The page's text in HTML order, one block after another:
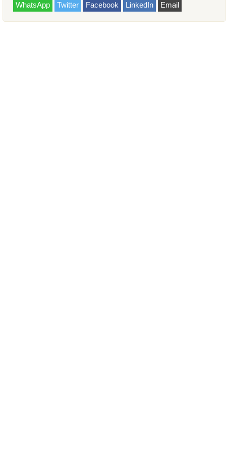
WhatsApp Twitter Facebook LinkedIn Email